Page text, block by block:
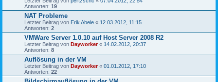
Antworten: 19
NAT Probleme
Letzter Beitrag von Erik Abele « 12.03.2012, 11:15
Antworten: 2
VMWare Server 1.0.10 auf Host Server 2008 R2
Letzter Beitrag von Dayworker« 14.02.2012, 20:37
Antworten: 8
Auflösung in der VM
Letzter Beitrag von Dayworker« 01.01.2012, 17:10
Antworten: 22